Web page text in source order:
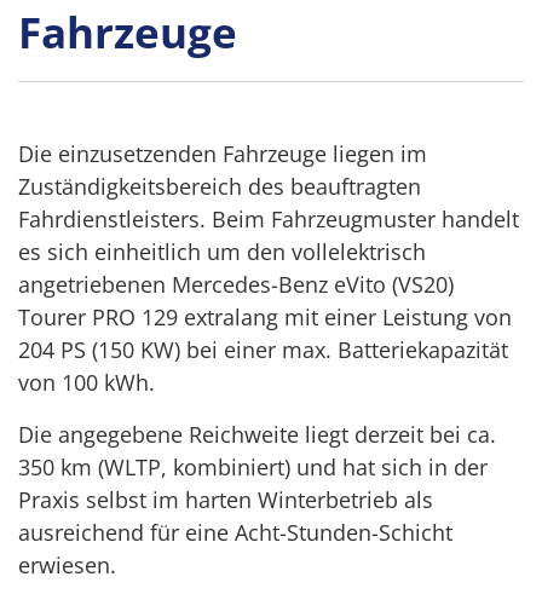
Fahrzeuge
Die einzusetzenden Fahrzeuge liegen im
Zuständigkeitsbereich des beauftragten
Fahrdienstleisters. Beim Fahrzeugmuster handelt
es sich einheitlich um den vollelektrisch
angetriebenen Mercedes-Benz eVito (VS20)
Tourer PRO 129 extralang mit einer Leistung von
204 PS (150 KW) bei einer max. Batteriekapazität
von 100 kWh.
Die angegebene Reichweite liegt derzeit bei ca.
350 km (WLTP, kombiniert) und hat sich in der
Praxis selbst im harten Winterbetrieb als
ausreichend für eine Acht-Stunden-Schicht
erwiesen.